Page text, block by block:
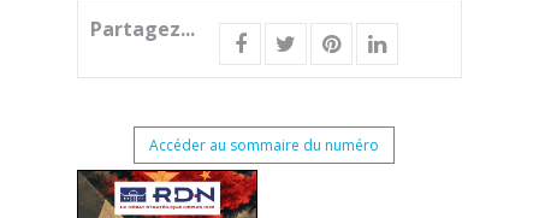
Partagez...
Accéder au sommaire du numéro